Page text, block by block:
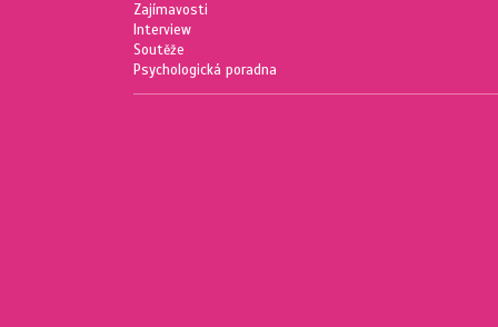
Zajímavosti
Interview
Soutěže
Psychologická poradna